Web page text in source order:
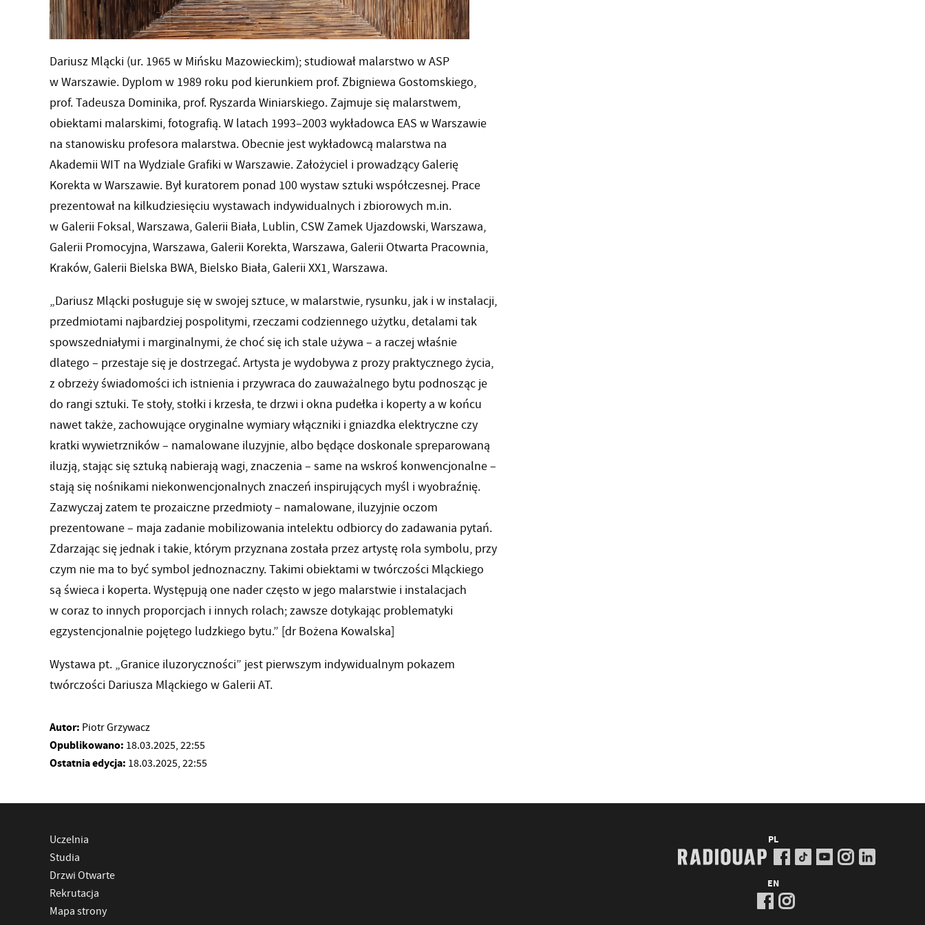
Dariusz Mlącki (ur. 1965 w Mińsku Mazowieckim); studiował malarstwo w ASP
w Warszawie. Dyplom w 1989 roku pod kierunkiem prof. Zbigniewa Gostomskiego,
prof. Tadeusza Dominika, prof. Ryszarda Winiarskiego. Zajmuje się malarstwem,
obiektami malarskimi, fotografią. W latach 1993–2003 wykładowca EAS w Warszawie
na stanowisku profesora malarstwa. Obecnie jest wykładowcą malarstwa na
Akademii WIT na Wydziale Grafiki w Warszawie. Założyciel i prowadzący Galerię
Korekta w Warszawie. Był kuratorem ponad 100 wystaw sztuki współczesnej. Prace
prezentował na kilkudziesięciu wystawach indywidualnych i zbiorowych m.in.
w Galerii Foksal, Warszawa, Galerii Biała, Lublin, CSW Zamek Ujazdowski, Warszawa,
Galerii Promocyjna, Warszawa, Galerii Korekta, Warszawa, Galerii Otwarta Pracownia,
Kraków, Galerii Bielska BWA, Bielsko Biała, Galerii XX1, Warszawa.
„Dariusz Mlącki posługuje się w swojej sztuce, w malarstwie, rysunku, jak i w instalacji,
przedmiotami najbardziej pospolitymi, rzeczami codziennego użytku, detalami tak
spowszedniałymi i marginalnymi, że choć się ich stale używa – a raczej właśnie
dlatego – przestaje się je dostrzegać. Artysta je wydobywa z prozy praktycznego życia,
z obrzeży świadomości ich istnienia i przywraca do zauważalnego bytu podnosząc je
do rangi sztuki. Te stoły, stołki i krzesła, te drzwi i okna pudełka i koperty a w końcu
nawet także, zachowujące oryginalne wymiary włączniki i gniazdka elektryczne czy
kratki wywietrzników – namalowane iluzyjnie, albo będące doskonale spreparowaną
iluzją, stając się sztuką nabierają wagi, znaczenia – same na wskroś konwencjonalne –
stają się nośnikami niekonwencjonalnych znaczeń inspirujących myśl i wyobraźnię.
Zazwyczaj zatem te prozaiczne przedmioty – namalowane, iluzyjnie oczom
prezentowane – maja zadanie mobilizowania intelektu odbiorcy do zadawania pytań.
Zdarzając się jednak i takie, którym przyznana została przez artystę rola symbolu, przy
czym nie ma to być symbol jednoznaczny. Takimi obiektami w twórczości Mląckiego
są świeca i koperta. Występują one nader często w jego malarstwie i instalacjach
w coraz to innych proporcjach i innych rolach; zawsze dotykając problematyki
egzystencjonalnie pojętego ludzkiego bytu.” [dr Bożena Kowalska]
Wystawa pt. „Granice iluzoryczności” jest pierwszym indywidualnym pokazem
twórczości Dariusza Mląckiego w Galerii AT.
Autor: Piotr Grzywacz
Opublikowano: 18.03.2025, 22:55
Ostatnia edycja: 18.03.2025, 22:55
Uczelnia
Studia
Drzwi Otwarte
Rekrutacja
Mapa strony
PL
EN